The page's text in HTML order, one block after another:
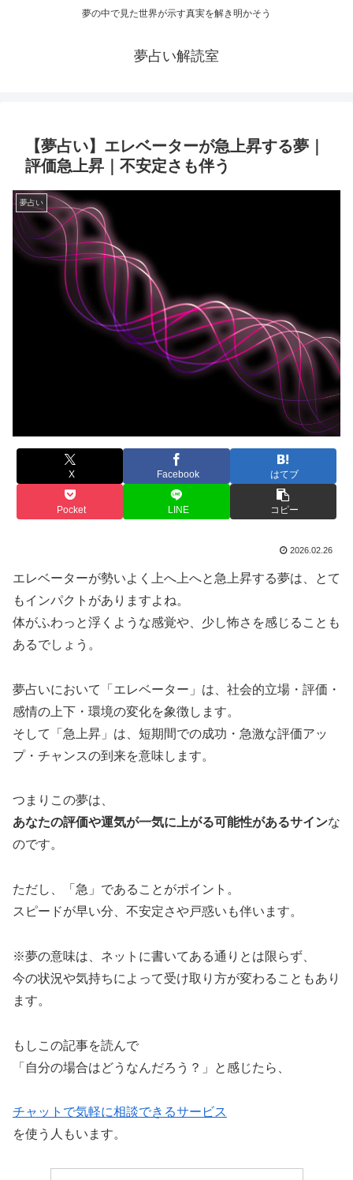
夢の中で見た世界が示す真実を解き明かそう
夢占い解読室
【夢占い】エレベーターが急上昇する夢｜
評価急上昇｜不安定さも伴う
夢占い
X Facebook はてブ
Pocket LINE コピー
2026.02.26
エレベーターが勢いよく上へ上へと急上昇する夢は、とて
もインパクトがありますよね。
体がふわっと浮くような感覚や、少し怖さを感じることも
あるでしょう。
夢占いにおいて「エレベーター」は、社会的立場・評価・
感情の上下・環境の変化を象徴します。
そして「急上昇」は、短期間での成功・急激な評価アッ
プ・チャンスの到来を意味します。
つまりこの夢は、
あなたの評価や運気が一気に上がる可能性があるサインな
のです。
ただし、「急」であることがポイント。
スピードが早い分、不安定さや戸惑いも伴います。
※夢の意味は、ネットに書いてある通りとは限らず、
今の状況や気持ちによって受け取り方が変わることもあり
ます。
もしこの記事を読んで
「自分の場合はどうなんだろう？」と感じたら、
チャットで気軽に相談できるサービス
を使う人もいます。